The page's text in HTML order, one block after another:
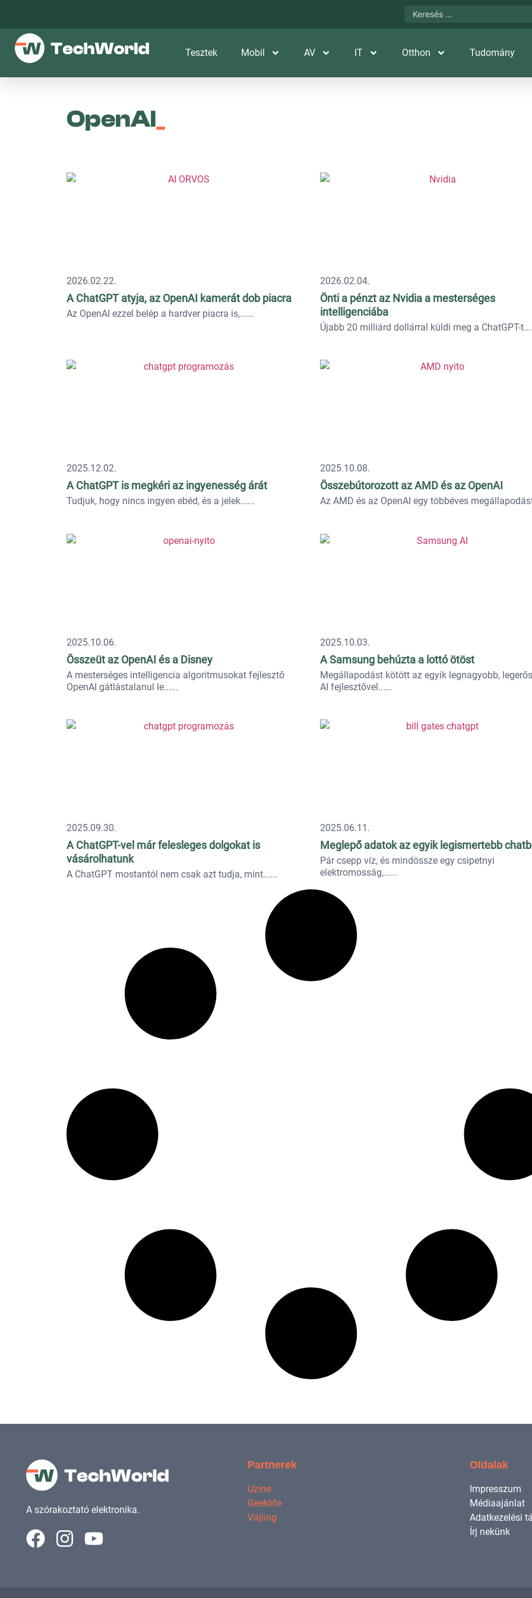
Tesztek Mobil AV IT Otthon Tudomány
OpenAI
2026.02.22.
A ChatGPT atyja, az OpenAI kamerát dob piacra
Az OpenAI ezzel belép a hardver piacra is,...
2026.02.04.
Önti a pénzt az Nvidia a mesterséges
intelligenciába
Újabb 20 milliárd dollárral küldi meg a ChatGPT-t...
2025.12.02.
A ChatGPT is megkéri az ingyenesség árát
Tudjuk, hogy nincs ingyen ebéd, és a jelek...
2025.10.08.
Összebútorozott az AMD és az OpenAI
Az AMD és az OpenAI egy többéves
2025.10.06.
Összeüt az OpenAI és a Disney
A mesterséges intelligencia algoritmusokat fejlesztő
OpenAI gátlástalanul le...
2025.10.03.
A Samsung behúzta a lottó ötöst
Megállapodást kötött az egyik legnagyobb,
AI fejlesztővel...
2025.09.30.
A ChatGPT-vel már felesleges dolgokat is
vásárolhatunk
A ChatGPT mostantól nem csak azt tudja, mint...
2025.06.11.
Meglepő adatok az egyik legismertebb
Pár csepp víz, és mindössze egy csipetnyi
elektromosság,...
A szórakoztató elektronika.
Partnerek
Uzine
Geeklife
Vájling
Oldalak
Impresszum
Médiaajánlat
Adatkezelési
Írj nekünk